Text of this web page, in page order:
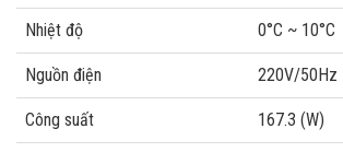
Nhiệt độ 0°C ~ 10°C
Nguồn điện 220V/50Hz
Công suất 167.3 (W)